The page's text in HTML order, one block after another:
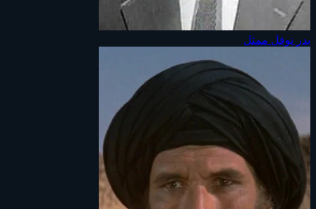
بدر نوفل ممثل